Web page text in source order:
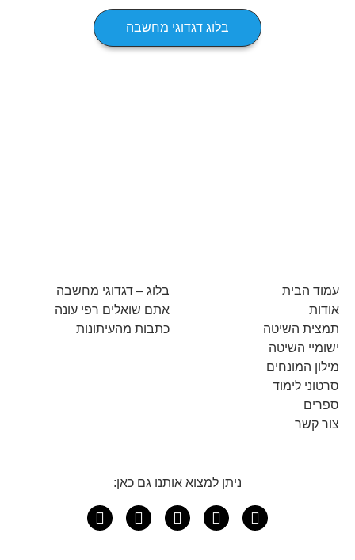
בלוג דגדוגי מחשבה
עמוד הבית
אודות
תמצית השיטה
ישומיי השיטה
מילון המונחים
סרטוני לימוד
ספרים
צור קשר
בלוג – דגדוגי מחשבה
אתם שואלים רפי עונה
כתבות מהעיתונות
ניתן למצוא אותנו גם כאן: